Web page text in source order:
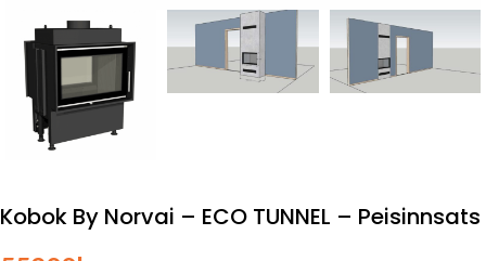
Kobok By Norvai – ECO TUNNEL – Peisinnsats